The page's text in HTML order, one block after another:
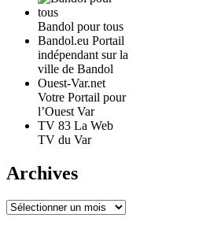
Bandol pour tous
Bandol.eu Portail
indépendant sur la
ville de Bandol
Ouest-Var.net
Votre Portail pour
l’Ouest Var
TV 83 La Web
TV du Var
Archives
Archives